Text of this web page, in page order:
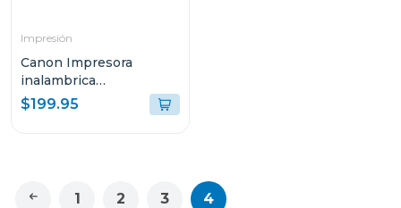
Impresión
Canon Impresora
inalambrica
multifuncional 4110
$199.95
1 2 3 4